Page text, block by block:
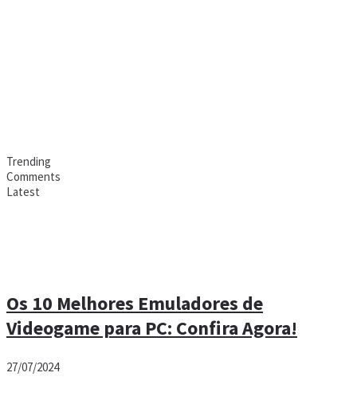
Trending
Comments
Latest
Os 10 Melhores Emuladores de
Videogame para PC: Confira Agora!
27/07/2024